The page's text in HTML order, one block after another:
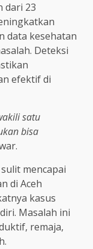
dari 23
data kesehatan
Deteksi
efektif di
satu
bisa
mencapai
di Aceh
kasus
Masalah ini
remaja,